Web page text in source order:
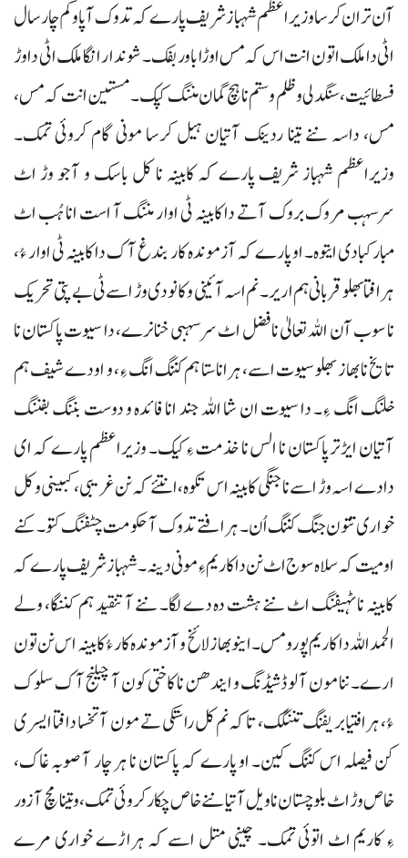
آن تران کرسا وزیر اعظم شہباز شریف پارے کہ تدوک آ پاوکم چار سال
اٹی دا ملک اتون انت اس کہ مس اوڑا باور بفک۔ شوندار انگا ملک اٹی دا وڑ
فسطائیت، سنگدلی و ظلم و ستم نا ہچ گمان مننگ کپک۔ مستین انت کہ مس،
مس، داسہ ننے تینا ردینک آتیان ہیل کرسا مونی گام کروئی تمک۔
وزیراعظم شہباز شریف پارے کہ کابینہ نا کل باسک و آجو وڑ اٹ
سرسہب مروک بروک آتے دا کابینہ ٹی اوار مننگ آ است انا ہُب اٹ
مبارکبادی ایتوہ۔ او پارے کہ آزموندہ کار بندغ آک دا کابینہ ٹی اوار ءُ،
ہرافتا بھلو قربانی ہم اریر۔ نم اسہ آئینی و کانودی وڑ اسے ٹی بے پتی تحریک
نا سوب آن اللہ تعالیٰ نا فضل اٹ سرسہبی خنانرے، دا سیوت پاکستان نا
تایخ نا بھاز بھلو سیوت اسے، ہرانا ستا ہم کننگ انگ ءِ، و اودے شیف ہم
خلنگ انگ ءِ۔ دا سیوت ان شا اللہ جند انا فائدہ و دوست بننگ بفننگ
آتیان ایڑتر پاکستان نا الس نا خذمت ءِ کیک۔ وزیراعظم پارے کہ ای
دادے اسہ وڑ اسے نا جنگی کابینہ اس تکوہ، انتئے کہ نن غریبی، کبینی و کل
خواری تتون جنگ کننگ اُن۔ ہرافتے تدوک آ حکومت چٹفنگ کتو۔ کنے
اومیت کہ سلاہ سوج اٹ نن دا کاریم ءِ مونی دینہ۔ شہباز شریف پارے کہ
کابینہ نا ٹہیفنگ اٹ ننے ہشت دہ دے لگا۔ ننے آ تنقید ہم کننگا، ولے
الحمد اللہ دا کاریم پورو مس۔ اینو بھاز لائخ و آزموندہ کار ءُ کابینہ اس نن تون
ارے۔ ننا مون آ لوڈشیڈنگ و ایندھن نا کاختی کون آ چیلنج آک سلوک
ءُ، ہرافتیا بریفنگ تننگک، تاکہ نم کل راستکی تے مون آ تخسا دافتا ایسری
کن فیصلہ اس کننگ کین۔ او پارے کہ پاکستان نا ہر چار آ صوبہ غاک،
خاص وڑ اٹ بلوچستان نا ویل آتیا ننے خاص چکار کروئی تمک، و تینا مچ آ زور
ءِ کاریم اٹ اتوئی تمک۔ چینی متل اسے کہ ہراڑے خواری مرے